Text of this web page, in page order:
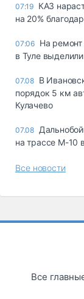
07:19 КАЗ
на 20%
07:06 На ремонт
в Туле
07.08 В
порядок 5 км
Кулачево
07.08
на трассе М-10
Все новости
Все